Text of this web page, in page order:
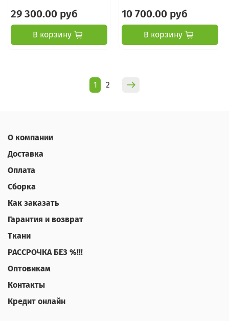
29 300.00 руб
В корзину
10 700.00 руб
В корзину
1 2
О компании
Доставка
Оплата
Сборка
Как заказать
Гарантия и возврат
Ткани
РАССРОЧКА БЕЗ %!!!
Оптовикам
Контакты
Кредит онлайн